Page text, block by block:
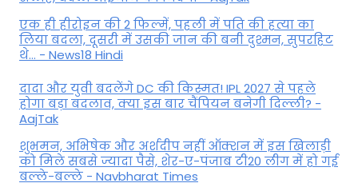
एक ही हीरोइन की 2 फिल्में, पहली में पति की हत्या का
लिया बदला, दूसरी में उसकी जान की बनी दुश्मन, सुपरहिट
थे... - News18 Hindi
दादा और युवी बदलेंगे DC की किस्मत! IPL 2027 से पहले
होगा बड़ा बदलाव, क्या इस बार चैंपियन बनेगी दिल्ली? -
AajTak
शुभमन, अभिषेक और अर्शदीप नहीं ऑक्शन में इस खिलाड़ी
को मिले सबसे ज्यादा पैसे, शेर-ए-पंजाब टी20 लीग में हो गई
बल्ले-बल्ले - Navbharat Times